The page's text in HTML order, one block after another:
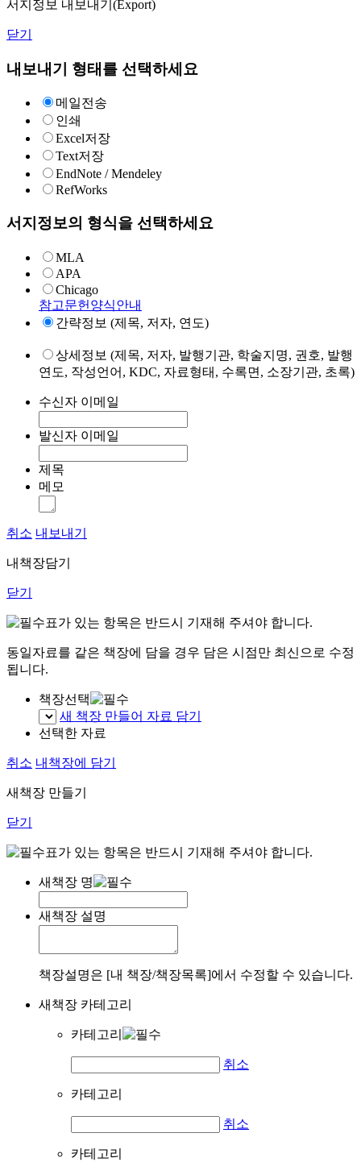
서지정보 내보내기(Export)
닫기
내보내기 형태를 선택하세요
메일전송
인쇄
Excel저장
Text저장
EndNote / Mendeley
RefWorks
서지정보의 형식을 선택하세요
MLA
APA
Chicago
참고문헌양식안내
간략정보 (제목, 저자, 연도)
상세정보 (제목, 저자, 발행기관, 학술지명, 권호, 발행
연도, 작성언어, KDC, 자료형태, 수록면, 소장기관, 초록)
수신자 이메일
발신자 이메일
제목
메모
취소 내보내기
내책장담기
닫기
표가 있는 항목은 반드시 기재해 주셔야 합니다.
동일자료를 같은 책장에 담을 경우 담은 시점만 최신으로 수정
됩니다.
책장선택
새 책장 만들어 자료 담기
선택한 자료
취소 내책장에 담기
새책장 만들기
닫기
표가 있는 항목은 반드시 기재해 주셔야 합니다.
새책장 명
새책장 설명
책장설명은 [내 책장/책장목록]에서 수정할 수 있습니다.
새책장 카테고리
카테고리
취소
카테고리
취소
카테고리